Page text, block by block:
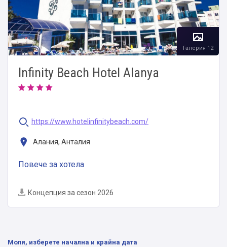
Infinity Beach Hotel Alanya
https://www.hotelinfinitybeach.com/
Алания, Анталия
Повече за хотела
Концепция за сезон 2026
Галерия 12
Моля, изберете начална и крайна дата